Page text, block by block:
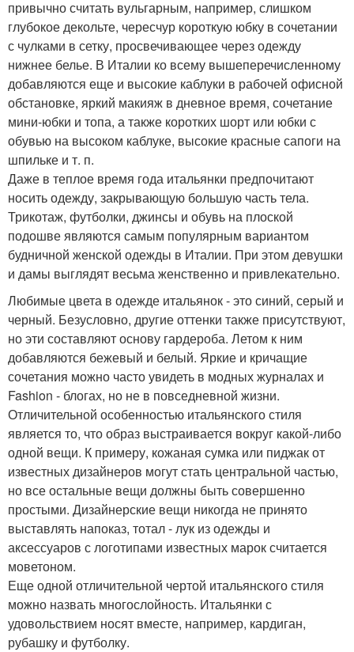
привычно считать вульгарным, например, слишком
глубокое декольте, чересчур короткую юбку в сочетании
с чулками в сетку, просвечивающее через одежду
нижнее белье. В Италии ко всему вышеперечисленному
добавляются еще и высокие каблуки в рабочей офисной
обстановке, яркий макияж в дневное время, сочетание
мини-юбки и топа, а также коротких шорт или юбки с
обувью на высоком каблуке, высокие красные сапоги на
шпильке и т. п.
Даже в теплое время года итальянки предпочитают
носить одежду, закрывающую большую часть тела.
Трикотаж, футболки, джинсы и обувь на плоской
подошве являются самым популярным вариантом
будничной женской одежды в Италии. При этом девушки
и дамы выглядят весьма женственно и привлекательно.
Любимые цвета в одежде итальянок - это синий, серый и
черный. Безусловно, другие оттенки также присутствуют,
но эти составляют основу гардероба. Летом к ним
добавляются бежевый и белый. Яркие и кричащие
сочетания можно часто увидеть в модных журналах и
Fashion - блогах, но не в повседневной жизни.
Отличительной особенностью итальянского стиля
является то, что образ выстраивается вокруг какой-либо
одной вещи. К примеру, кожаная сумка или пиджак от
известных дизайнеров могут стать центральной частью,
но все остальные вещи должны быть совершенно
простыми. Дизайнерские вещи никогда не принято
выставлять напоказ, тотал - лук из одежды и
аксессуаров с логотипами известных марок считается
моветоном.
Еще одной отличительной чертой итальянского стиля
можно назвать многослойность. Итальянки с
удовольствием носят вместе, например, кардиган,
рубашку и футболку.